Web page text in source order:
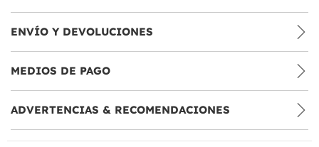
ENVÍO Y DEVOLUCIONES
MEDIOS DE PAGO
ADVERTENCIAS & RECOMENDACIONES